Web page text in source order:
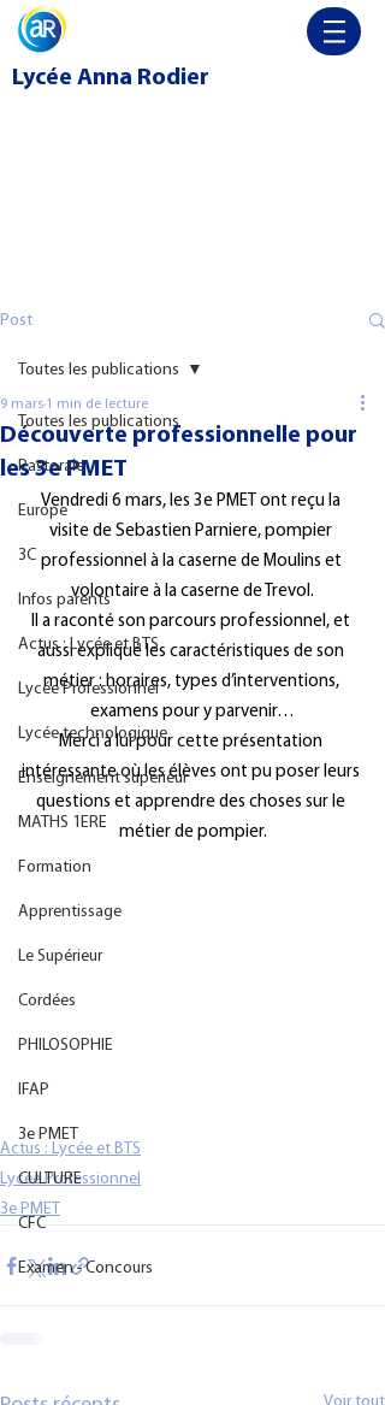
Lycée Anna Rodier
Post
Toutes les publications
Pastorale
Europe
3C
Infos parents
Actus : Lycée et BTS
Lycée Professionnel
Lycée technologique
Enseignement supérieur
MATHS 1ERE
Formation
Apprentissage
Le Supérieur
Cordées
PHILOSOPHIE
IFAP
3e PMET
CULTURE
CFC
Examen - Concours
Toutes les publications
Découverte professionnelle pour
les 3e PMET
9 mars 1 min de lecture
Vendredi 6 mars, les 3e PMET ont reçu la
visite de Sebastien Parniere, pompier
professionnel à la caserne de Moulins et
volontaire à la caserne de Trevol.
Il a raconté son parcours professionnel, et
aussi expliqué les caractéristiques de son
métier : horaires, types d’interventions,
examens pour y parvenir…
Merci à lui pour cette présentation
intéressante où les élèves ont pu poser leurs
questions et apprendre des choses sur le
métier de pompier.
Actus : Lycée et BTS
Lycée Professionnel
3e PMET